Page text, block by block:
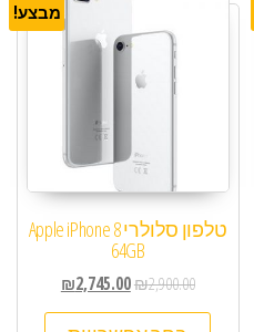
מבצע!
טלפון סלולרי Apple iPhone 8
64GB
₪2,900.00
₪2,745.00